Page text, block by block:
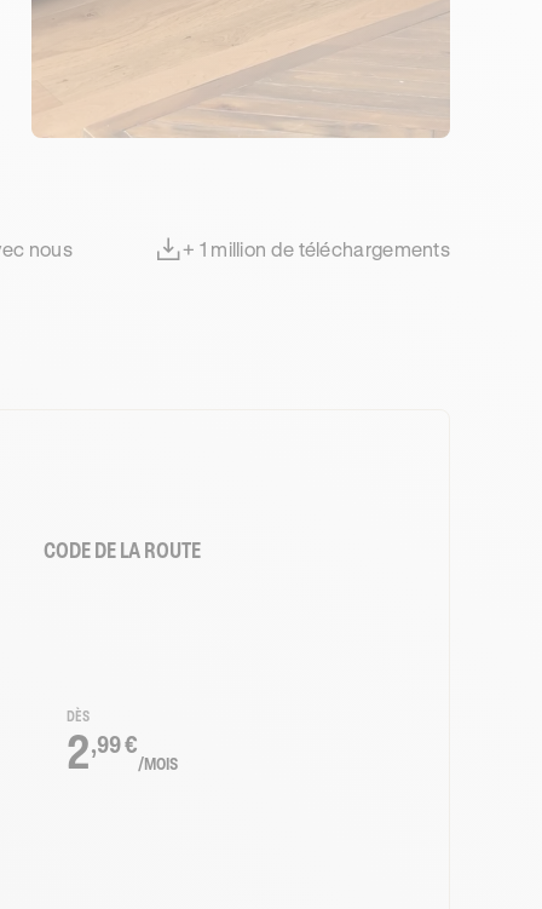
nous + 1 million de téléchargements
CODE DE LA ROUTE
DÈS
2,99 €
/MOIS